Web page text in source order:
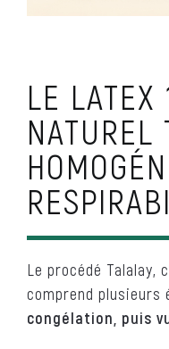
LE LATEX
NATUREL
Le procédé Talalay,
comprend plusieurs
congélation, puis